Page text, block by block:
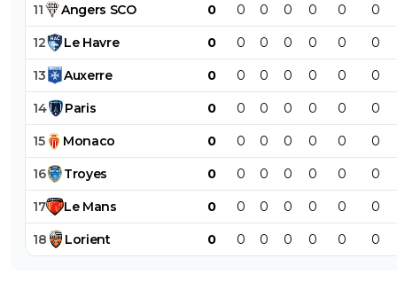
11 Angers SCO 0 0 0 0 0 0 0
12 Le Havre 0 0 0 0 0 0 0
13 Auxerre 0 0 0 0 0 0 0
14 Paris 0 0 0 0 0 0 0
15 Monaco 0 0 0 0 0 0 0
16 Troyes 0 0 0 0 0 0 0
17 Le Mans 0 0 0 0 0 0 0
18 Lorient 0 0 0 0 0 0 0